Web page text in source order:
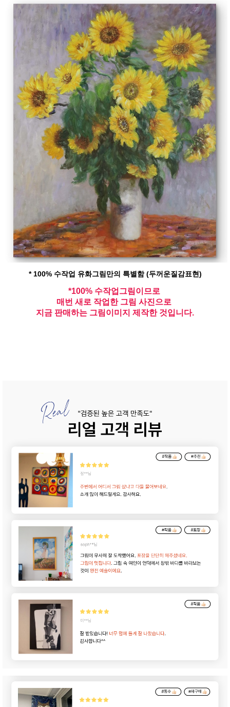
* 100% 수작업 유화그림만의 특별함 (두꺼운질감표현)
*100% 수작업그림이므로
매번 새로 작업한 그림 사진으로
지금 판매하는 그림이미지 제작한 것입니다.